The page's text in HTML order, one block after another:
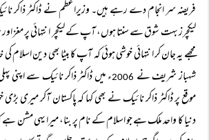
فریضہ سر انجام دے رہے ہیں۔ وزیراعظم نے ڈاکٹر ذاکر
لیکچرز بہت شوق سے سنتا ہوں، آپ کے لیکچر انتہائی پر مغز
مجھے یہ جان کر انتہائی خوشی ہوئی کہ آپ کا بیٹا بھی دین
شہباز شریف نے
ء میں ڈاکٹر ذاکر نائیک سے اپنی
موقع پر ڈاکٹر ذاکر نائیک نے بھی کہا کہ پاکستان آکر میری
دنیا کا واحد ملک ہے جو اسلام کے نام پر بنا، میرا یہی مشن ہے